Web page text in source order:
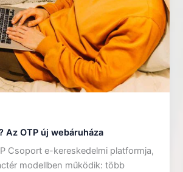
Az OTP új webáruháza
Csoport e-kereskedelmi platformja,
modellben működik: több